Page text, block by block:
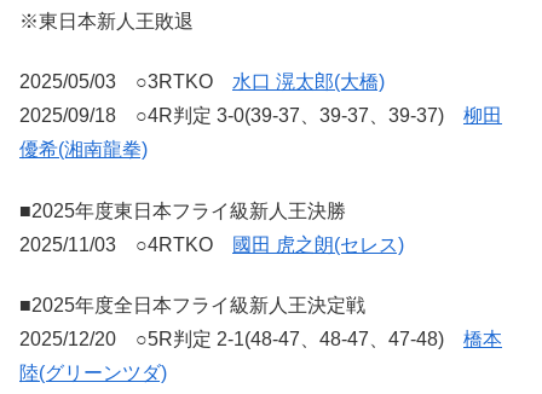
※東日本新人王敗退
2025/05/03 ○3RTKO 水口 滉太郎(大橋)
2025/09/18 ○4R判定 3-0(39-37、39-37、39-37) 柳田
優希(湘南龍拳)
■2025年度東日本フライ級新人王決勝
2025/11/03 ○4RTKO
國田 虎之朗(セレス)
■2025年度全日本フライ級新人王決定戦
2025/12/20 ○5R判定 2-1(48-47、48-47、47-48) 橋本
陸(グリーンツダ)